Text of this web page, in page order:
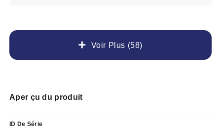
Voir Plus (58)
Aper çu du produit
ID De Série